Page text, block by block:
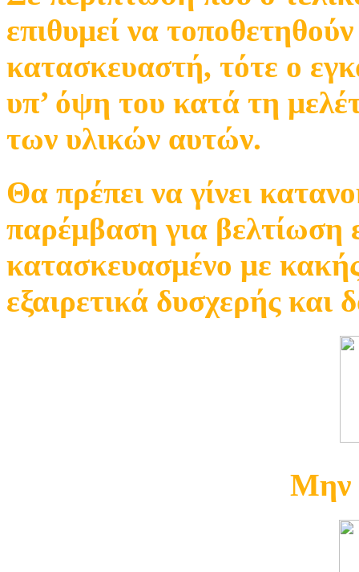
επιθυμεί να
κατασκευαστή, τότε ο
υπ’ όψη του κατά τη
των υλικών αυτών.
Θα πρέπει να γίνει
παρέμβαση για βελτίωση
κατασκευασμένο με
εξαιρετικά δυσχερής και
Μην